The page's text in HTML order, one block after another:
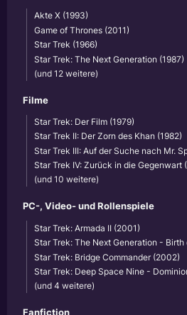
Akte X (1993)
Game of Thrones (2011)
Star Trek (1966)
Star Trek: The Next Generation (1987)
(und 12 weitere)
Filme
Star Trek: Der Film (1979)
Star Trek II: Der Zorn des Khan (1982)
Star Trek III: Auf der Suche nach Mr.
Star Trek IV: Zurück in die Gegenwart
(und 10 weitere)
PC-, Video- und Rollenspiele
Star Trek: Armada II (2001)
Star Trek: The Next Generation - Birth
Star Trek: Bridge Commander (2002)
Star Trek: Deep Space Nine -
(und 4 weitere)
Fanfiction